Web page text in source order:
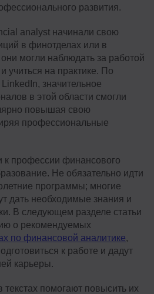
развития.
analyst начинали свою
в финотделах или в
могли наблюдать за работой
учиться на практике. По
значительное
в этой области смогли
повышая свою
профессиональные
профессии финансового
Не обязательно идти
программы; многие
дать необходимые знания и
В следующем разделе статьи
о рекомендуемых
по финансовой аналитике,
к работе и дадут
карьеры.
текстах помогают повысить их